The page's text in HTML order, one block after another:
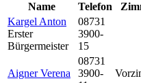
Name
Telefon
Kargel Anton
Erster
Bürgermeister
08731
3900-
15
Aigner Verena
08731
3900-